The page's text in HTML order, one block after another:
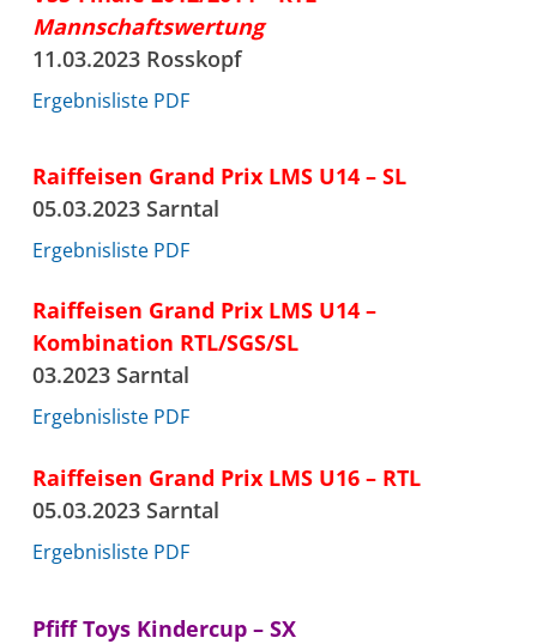
Mannschaftswertung
11.03.2023 Rosskopf
Ergebnisliste PDF
Raiffeisen Grand Prix LMS U14 – SL
05.03.2023 Sarntal
Ergebnisliste PDF
Raiffeisen Grand Prix LMS U14 –
Kombination RTL/SGS/SL
03.2023 Sarntal
Ergebnisliste PDF
Raiffeisen Grand Prix LMS U16 – RTL
05.03.2023 Sarntal
Ergebnisliste PDF
Pfiff Toys Kindercup – SX